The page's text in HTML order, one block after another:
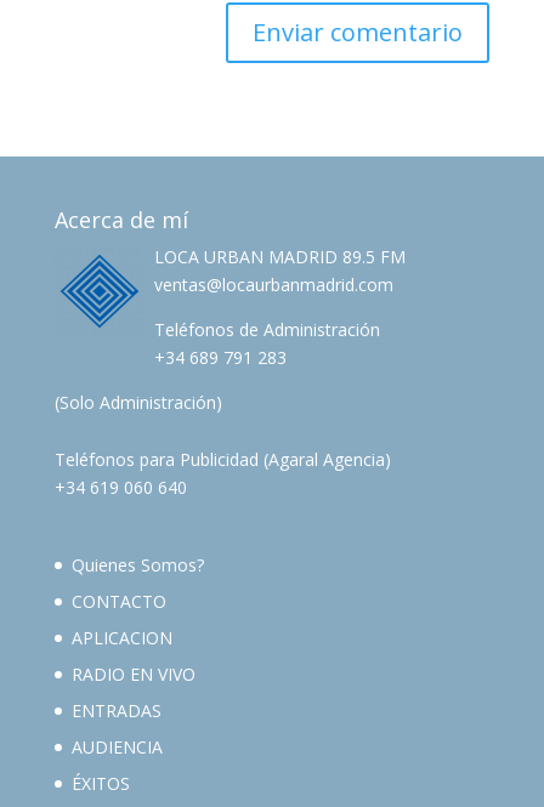
Acerca de mí
LOCA URBAN MADRID 89.5 FM
ventas@locaurbanmadrid.com
Teléfonos de Administración
+34 689 791 283
(Solo Administración)
Teléfonos para Publicidad (Agaral Agencia)
+34 619 060 640
Quienes Somos?
CONTACTO
APLICACION
RADIO EN VIVO
ENTRADAS
AUDIENCIA
ÉXITOS